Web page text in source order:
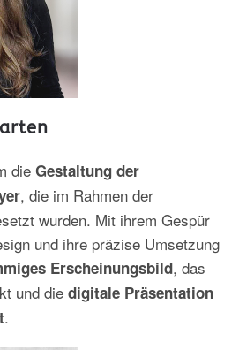
die Gestaltung der
, die im Rahmen der
wurden. Mit ihrem Gespür
und ihre präzise Umsetzung
Erscheinungsbild, das
und die digitale Präsentation
.